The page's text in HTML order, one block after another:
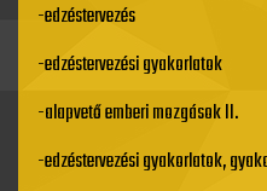
-edzéstervezés
-edzéstervezési gyakorlatok
-alapvető emberi mozgások II.
-edzéstervezési gyakorlatok,